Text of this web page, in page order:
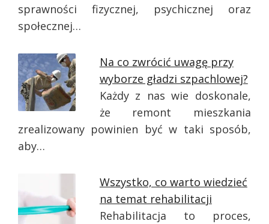
sprawności fizycznej, psychicznej oraz
społecznej…
Na co zwrócić uwagę przy
wyborze gładzi szpachlowej?
Każdy z nas wie doskonale,
że remont mieszkania
zrealizowany powinien być w taki sposób,
aby…
Wszystko, co warto wiedzieć
na temat rehabilitacji
Rehabilitacja to proces,